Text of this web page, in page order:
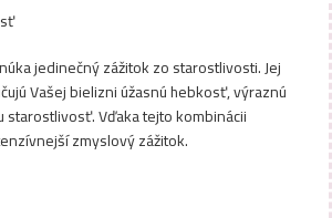
jedinečný zážitok zo starostlivosti. Jej
Vašej bielizni úžasnú hebkosť, výraznú
Vďaka tejto kombinácii
zmyslový zážitok.